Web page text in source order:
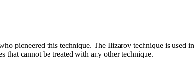
pioneered this technique. The Ilizarov technique is used
that cannot be treated with any other technique.